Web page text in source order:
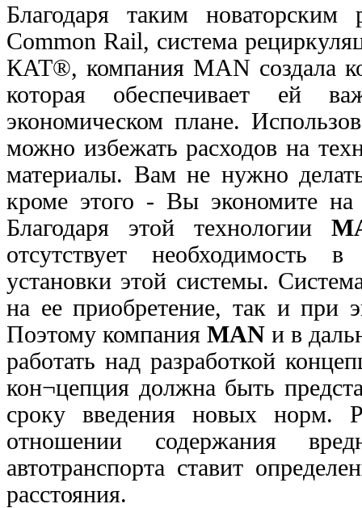
Благодаря таким
Common Rail, система
КАТ®, компания MAN создала
которая обеспечивает ей
экономическом плане.
можно избежать расходов на
материалы. Вам не нужно
кроме этого - Вы экономите
Благодаря этой технологии
отсутствует
установки этой системы.
на ее приобретение, так и при
Поэтому компания MAN и в
работать над разработкой
кон¬цепция должна быть
сроку введения новых норм.
отношении содержания
автотранспорта ставит
расстояния.